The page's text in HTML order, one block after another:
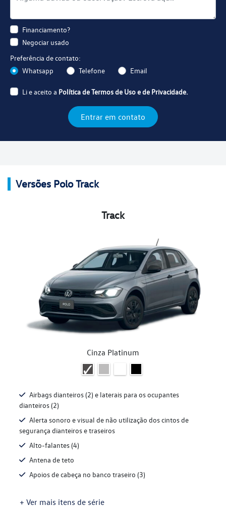
Financiamento?
Negociar usado
Preferência de contato:
Whatsapp
Telefone Email
Li e aceito a Política de Termos de Uso e de Privacidade.
Entrar em contato
Versões Polo Track
Track
Cinza Platinum
Airbags dianteiros (2) e laterais para os ocupantes
dianteiros (2)
Alerta sonoro e visual de não utilização dos cintos de
segurança dianteiros e traseiros
Alto-falantes (4)
Antena de teto
Apoios de cabeça no banco traseiro (3)
+ Ver mais itens de série